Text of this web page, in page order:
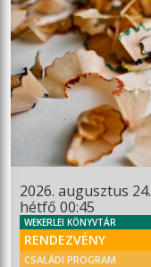
2026. augusztus 24.
hétfő 00:45
WEKERLEI KÖNYVTÁR
RENDEZVÉNY
CSALÁDI PROGRAM